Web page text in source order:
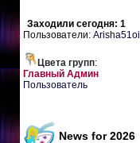
Заходили сегодня: 1
Пользователи:Arisha51oi
Цвета групп:
Главный Админ
Пользователь
News for 2026